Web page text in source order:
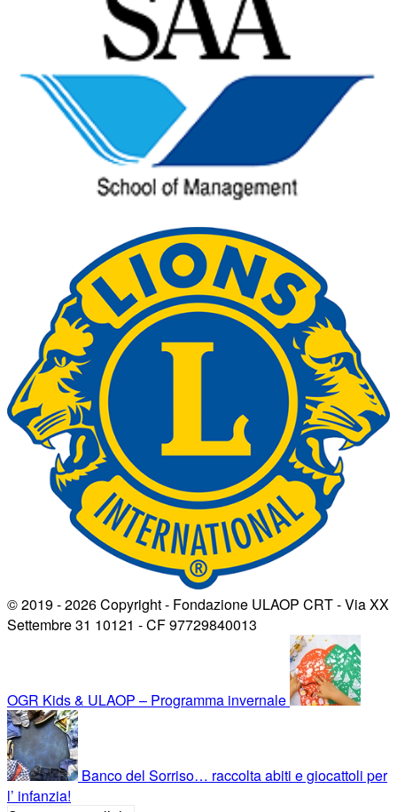
© 2019 - 2026 Copyright - Fondazione ULAOP CRT - Via XX
Settembre 31 10121 - CF 97729840013
OGR Kids & ULAOP – Programma invernale
Banco del Sorriso… raccolta abiti e giocattoli per
l’ infanzia!